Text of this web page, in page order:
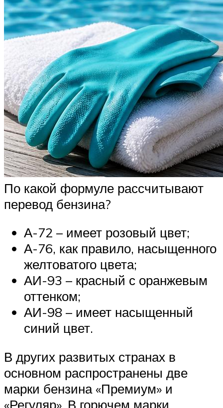
По какой формуле рассчитывают
перевод бензина?
А-72 – имеет розовый цвет;
А-76, как правило, насыщенного
желтоватого цвета;
АИ-93 – красный с оранжевым
оттенком;
АИ-98 – имеет насыщенный
синий цвет.
В других развитых странах в
основном распространены две
марки бензина «Премиум» и
«Регуляр». В горючем марки